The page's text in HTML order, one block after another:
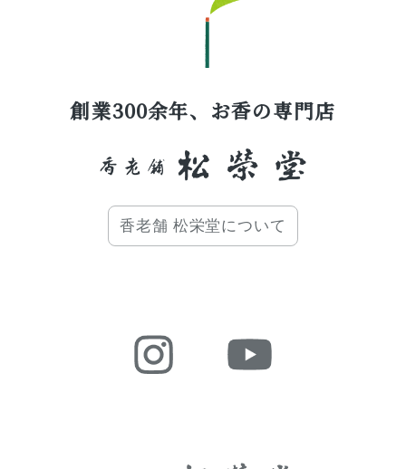
創業300余年、お香の専門店
香老舗 松栄堂について